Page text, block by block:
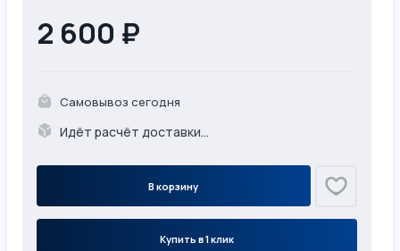
2 600 ₽
Самовывоз сегодня
Идёт расчёт доставки...
В корзину
Купить в 1 клик